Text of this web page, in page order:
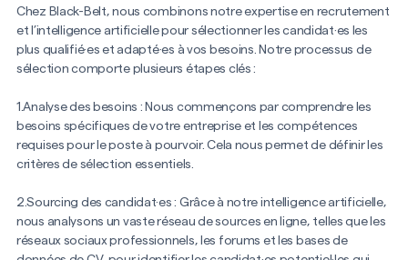
Chez Black-Belt, nous combinons notre expertise en recrutement
et l’intelligence artificielle pour sélectionner les candidat·es les
plus qualifié·es et adapté·es à vos besoins. Notre processus de
sélection comporte plusieurs étapes clés :
1.Analyse des besoins : Nous commençons par comprendre les
besoins spécifiques de votre entreprise et les compétences
requises pour le poste à pourvoir. Cela nous permet de définir les
critères de sélection essentiels.
2.Sourcing des candidat·es : Grâce à notre intelligence artificielle,
nous analysons un vaste réseau de sources en ligne, telles que les
réseaux sociaux professionnels, les forums et les bases de